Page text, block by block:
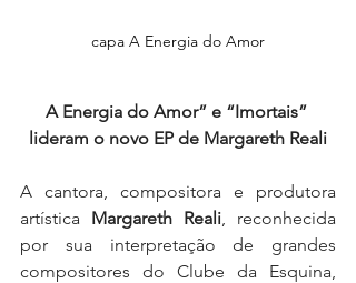
capa A Energia do Amor
A Energia do Amor” e “Imortais”
lideram o novo EP de Margareth Reali
A cantora, compositora e produtora
artística Margareth Reali, reconhecida
por sua interpretação de grandes
compositores do Clube da Esquina,